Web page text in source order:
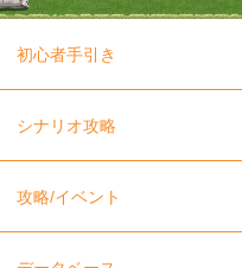
初心者手引き
シナリオ攻略
攻略/イベント